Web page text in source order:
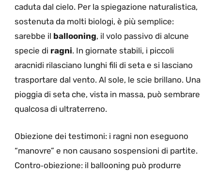
caduta dal cielo. Per la spiegazione naturalistica,
sostenuta da molti biologi, è più semplice:
sarebbe il ballooning, il volo passivo di alcune
specie di ragni. In giornate stabili, i piccoli
aracnidi rilasciano lunghi fili di seta e si lasciano
trasportare dal vento. Al sole, le scie brillano. Una
pioggia di seta che, vista in massa, può sembrare
qualcosa di ultraterreno.
Obiezione dei testimoni: i ragni non eseguono
“manovre” e non causano sospensioni di partite.
Contro‑obiezione: il ballooning può produrre